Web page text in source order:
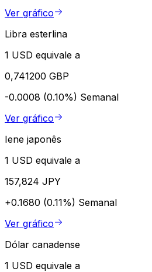
Ver gráfico
Libra esterlina
1 USD equivale a
0,741200 GBP
-0.0008 (0.10%) Semanal
Ver gráfico
Iene japonês
1 USD equivale a
157,824 JPY
+0.1680 (0.11%) Semanal
Ver gráfico
Dólar canadense
1 USD equivale a